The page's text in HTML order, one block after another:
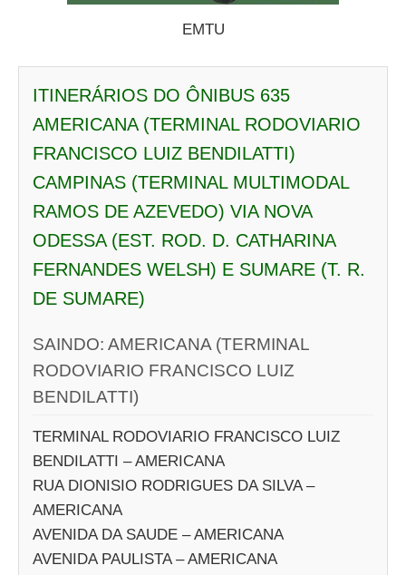
EMTU
ITINERÁRIOS DO ÔNIBUS 635
AMERICANA (TERMINAL RODOVIARIO
FRANCISCO LUIZ BENDILATTI)
CAMPINAS (TERMINAL MULTIMODAL
RAMOS DE AZEVEDO) VIA NOVA
ODESSA (EST. ROD. D. CATHARINA
FERNANDES WELSH) E SUMARE (T. R.
DE SUMARE)
SAINDO: AMERICANA (TERMINAL
RODOVIARIO FRANCISCO LUIZ
BENDILATTI)
TERMINAL RODOVIARIO FRANCISCO LUIZ
BENDILATTI – AMERICANA
RUA DIONISIO RODRIGUES DA SILVA –
AMERICANA
AVENIDA DA SAUDE – AMERICANA
AVENIDA PAULISTA – AMERICANA